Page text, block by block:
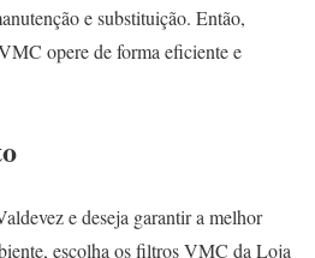
e substituição. Então,
opere de forma eficiente e
e deseja garantir a melhor
escolha os filtros VMC da Loja